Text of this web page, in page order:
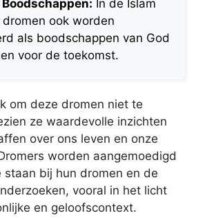
In de Islam
ook worden
als boodschappen van God
voor de toekomst.
om deze dromen niet te
ze waardevolle inzichten
over ons leven en onze
worden aangemoedigd
staan bij hun dromen en de
vooral in het licht
en geloofscontext.